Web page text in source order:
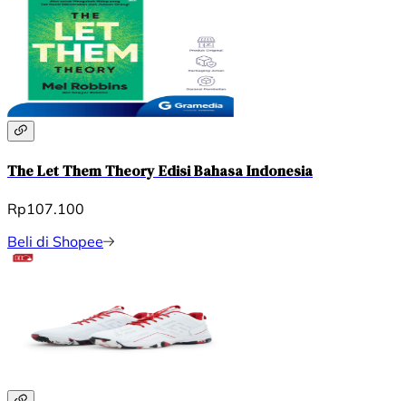
The Let Them Theory Edisi Bahasa Indonesia
Rp107.100
Beli di Shopee